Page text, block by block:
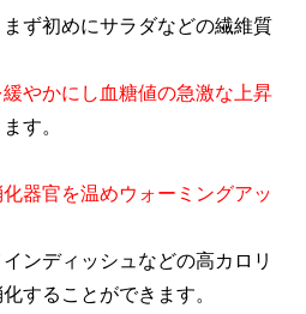
ず初めにサラダなどの繊維質
やかにし血糖値の急激な上昇
す。
器官を温めウォーミングアッ
ンディッシュなどの高カロリ
することができます。